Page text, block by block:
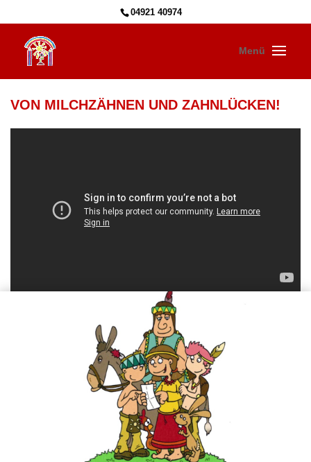
04921 40974
VON MILCHZÄHNEN UND ZAHNLÜCKEN!